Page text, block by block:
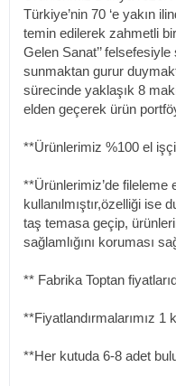
Türkiye’nin 70 ‘e yakın
temin edilerek zahmetli
Gelen Sanat’’
sunmaktan gurur
sürecinde yaklaşık 8
elden geçerek ürün
**Ürünlerimiz %100 el
**Ürünlerimiz’de fileleme
kullanılmıştır,özelliği ise
taş temasa geçip,
sağlamlığını koruması
** Fabrika Toptan
**Fiyatlandırmalarımız 1
**Her kutuda 6-8 adet